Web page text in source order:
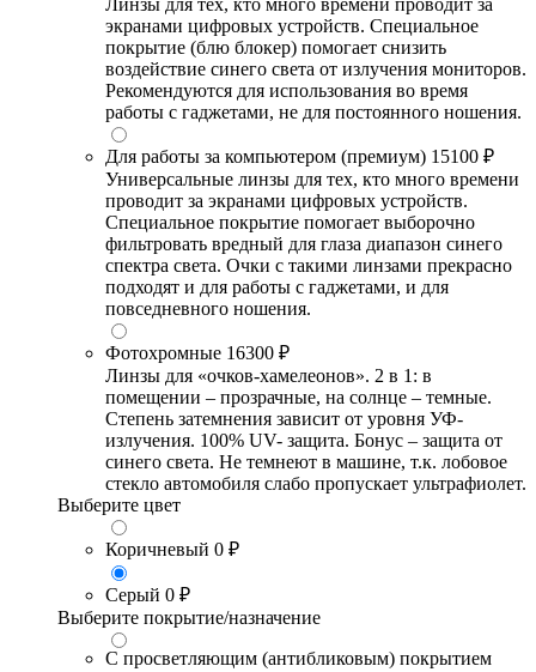
Линзы для тех, кто много времени проводит за
экранами цифровых устройств. Специальное
покрытие (блю блокер) помогает снизить
воздействие синего света от излучения мониторов.
Рекомендуются для использования во время
работы с гаджетами, не для постоянного ношения.
Для работы за компьютером (премиум) 15100 ₽
Универсальные линзы для тех, кто много времени
проводит за экранами цифровых устройств.
Специальное покрытие помогает выборочно
фильтровать вредный для глаза диапазон синего
спектра света. Очки с такими линзами прекрасно
подходят и для работы с гаджетами, и для
повседневного ношения.
Фотохромные 16300 ₽
Линзы для «очков-хамелеонов». 2 в 1: в
помещении – прозрачные, на солнце – темные.
Степень затемнения зависит от уровня УФ-
излучения. 100% UV- защита. Бонус – защита от
синего света. Не темнеют в машине, т.к. лобовое
стекло автомобиля слабо пропускает ультрафиолет.
Выберите цвет
Коричневый 0 ₽
Серый 0 ₽
Выберите покрытие/назначение
С просветляющим (антибликовым) покрытием